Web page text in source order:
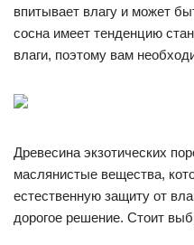
впитывает влагу и может
сосна имеет тенденцию
влаги, поэтому вам
Древесина экзотических
маслянистые вещества,
естественную защиту от
дорогое решение. Стоит